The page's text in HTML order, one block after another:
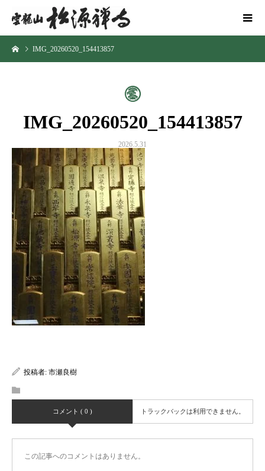
IMG_20260520_154413857
IMG_20260520_154413857
2026.5.31
投稿者: 市瀬良樹
コメント ( 0 ) トラックバックは利用できません。
この記事へのコメントはありません。